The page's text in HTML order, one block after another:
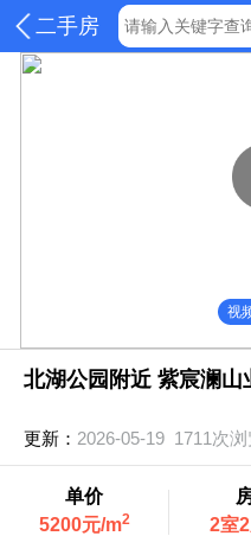
二手房
视
北湖公园附近 紫宸澜
更新： 2026-05-19 1711次浏
单价
5200元/m2
2室